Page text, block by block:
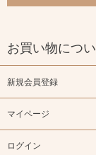
お買い物につ
新規会員登録
マイページ
ログイン